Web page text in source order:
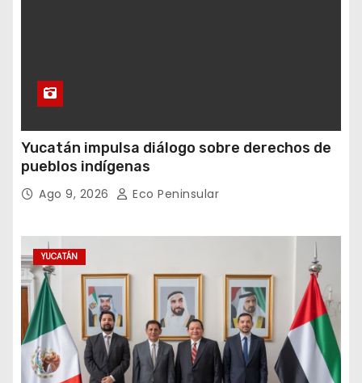
Yucatán impulsa diálogo sobre derechos de
pueblos indígenas
Ago 9, 2026 Eco Peninsular
YUCATÁN